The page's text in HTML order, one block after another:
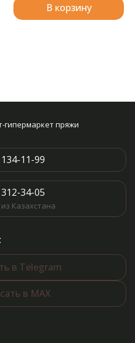
В корзину
гипермаркет пряжи
11-99
34-05
Казахстана
в Telegram
в MAX